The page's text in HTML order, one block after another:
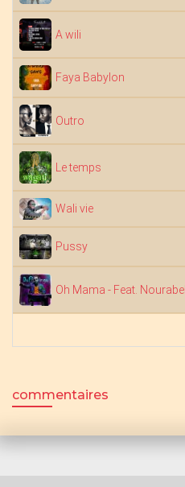
A wili
Faya Babylon
Outro
Le temps
Wali vie
Pussy
Oh Mama - Feat. Nourabel
commentaires